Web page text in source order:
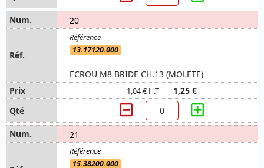
20
13.17120.000
ECROU M8 BRIDE CH.13 (MOLETE)
1,04 € H.T 1,25 €
21
15.38200.000